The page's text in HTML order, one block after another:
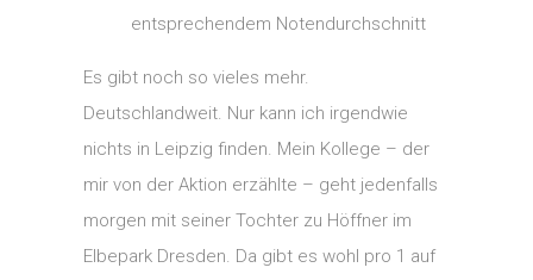
entsprechendem Notendurchschnitt
Es gibt noch so vieles mehr.
Deutschlandweit. Nur kann ich irgendwie
nichts in Leipzig finden. Mein Kollege – der
mir von der Aktion erzählte – geht jedenfalls
morgen mit seiner Tochter zu Höffner im
Elbepark Dresden. Da gibt es wohl pro 1 auf